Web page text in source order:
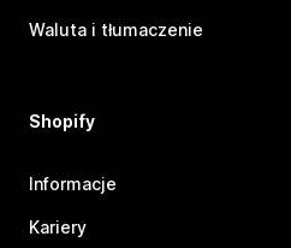
Waluta i tłumaczenie
Shopify
Informacje
Kariery